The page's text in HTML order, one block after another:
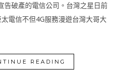
告破產的電信公司。台灣之星日前
電信不但4G服務漫遊台灣大哥大
READING